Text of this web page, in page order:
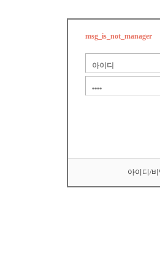
msg_is_not_manager
아이디/